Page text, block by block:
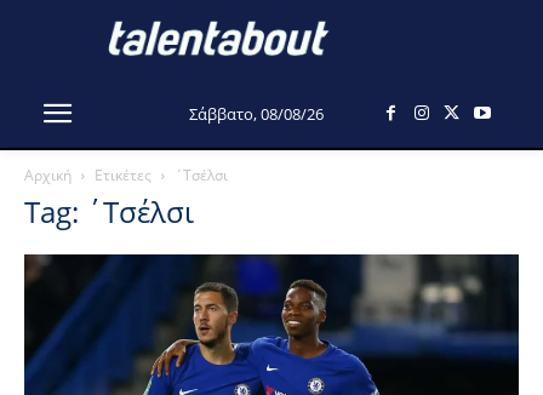
Σάββατο, 08/08/26
Αρχική Ετικέτες ΄Τσέλσι
Tag: ΄Τσέλσι